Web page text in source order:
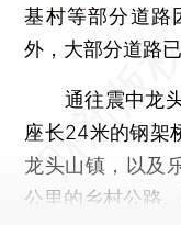
基村等部分道路
外，大部分道路
通往震中龙头
座长24米的钢架
龙头山镇，以及
公里的乡村公路